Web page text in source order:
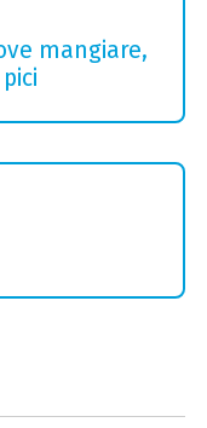
mangiare,